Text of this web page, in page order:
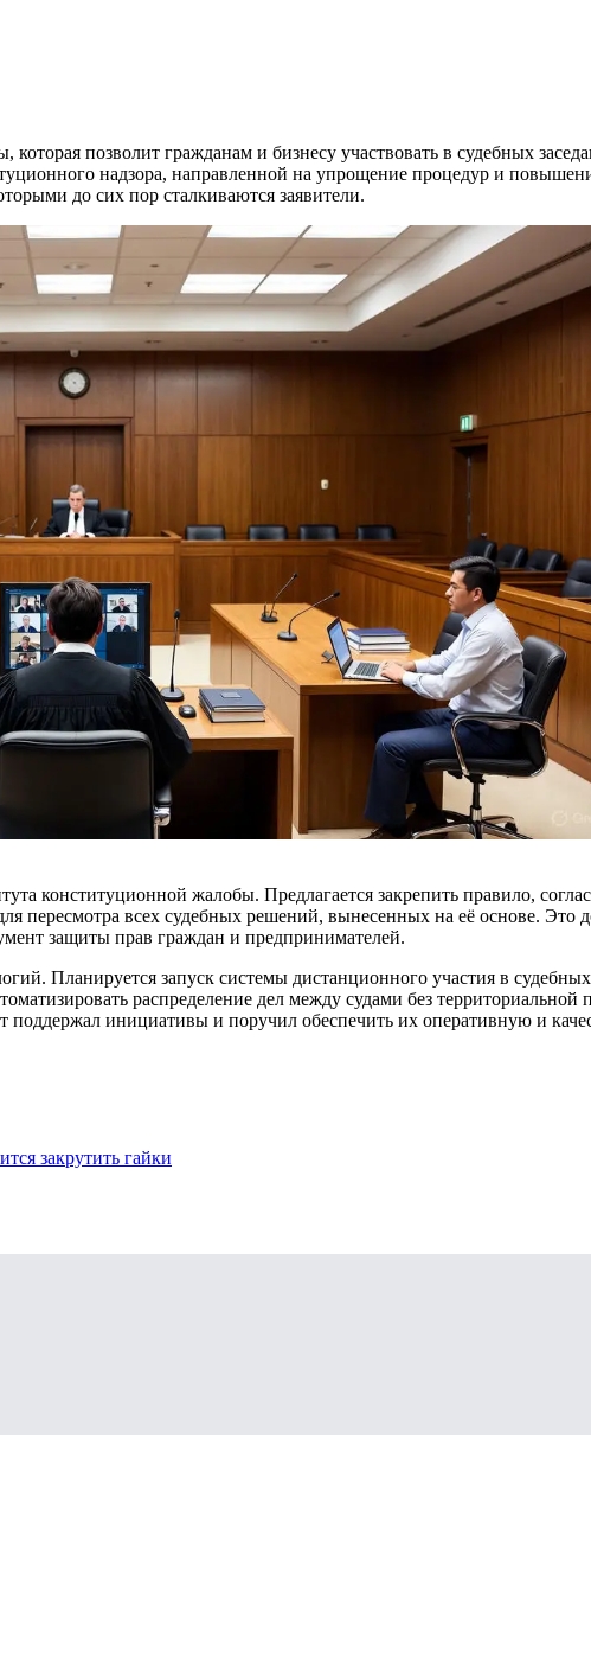
позволит гражданам и бизнесу участвовать в судебных
надзора, направленной на упрощение процедур и
до сих пор сталкиваются заявители.
конституционной жалобы. Предлагается закрепить правило,
пересмотра всех судебных решений, вынесенных на её основе.
защиты прав граждан и предпринимателей.
Планируется запуск системы дистанционного участия в
распределение дел между судами без
инициативы и поручил обеспечить их оперативную и
закрутить гайки